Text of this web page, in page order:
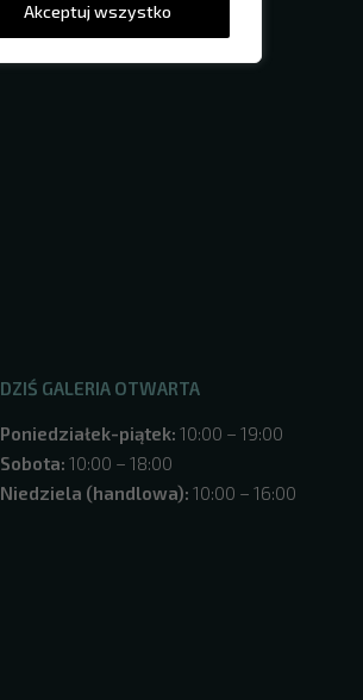
Akceptuj wszystko
DZIŚ GALERIA OTWARTA
Poniedziałek-piątek: 10:00 – 19:00
Sobota: 10:00 – 18:00
Niedziela (handlowa): 10:00 – 16:00